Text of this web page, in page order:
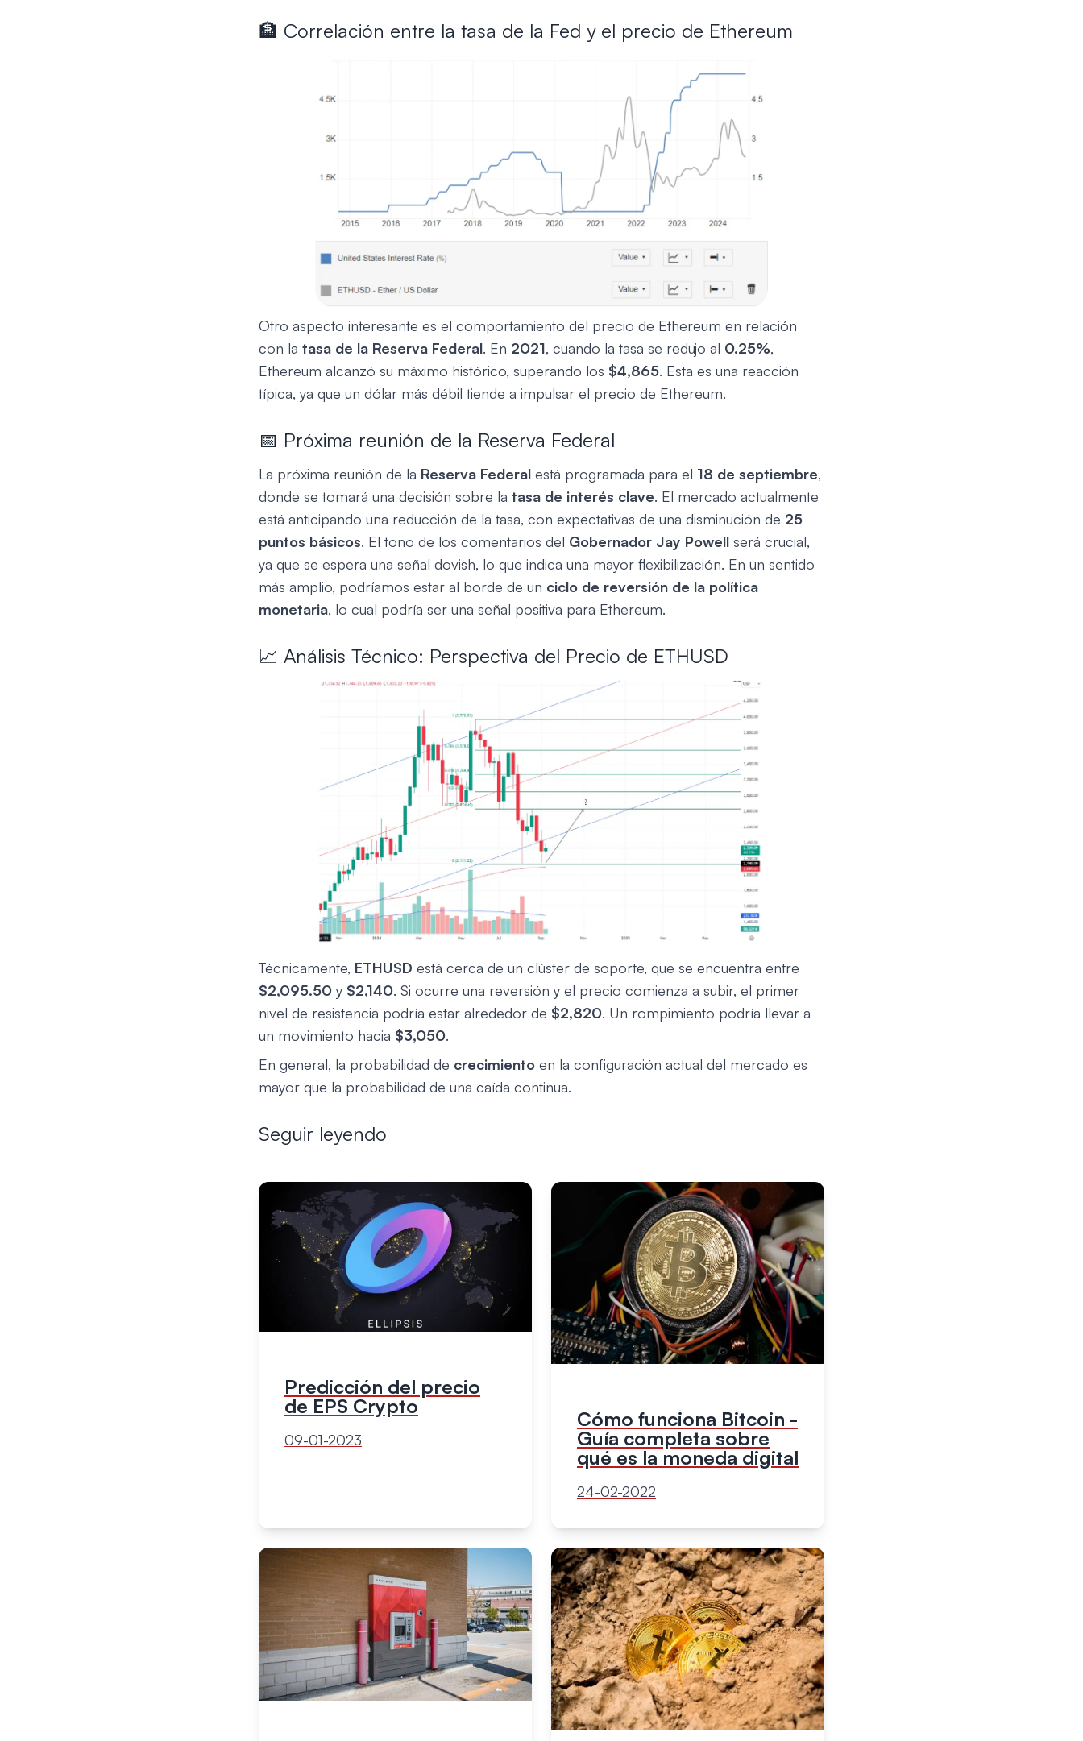
🏦 Correlación entre la tasa de la Fed y el precio de Ethereum
Otro aspecto interesante es el comportamiento del precio de Ethereum en relación
con la tasa de la Reserva Federal. En 2021, cuando la tasa se redujo al 0.25%,
Ethereum alcanzó su máximo histórico, superando los $4,865. Esta es una reacción
típica, ya que un dólar más débil tiende a impulsar el precio de Ethereum.
📅 Próxima reunión de la Reserva Federal
La próxima reunión de la Reserva Federal está programada para el 18 de septiembre,
donde se tomará una decisión sobre la tasa de interés clave. El mercado actualmente
está anticipando una reducción de la tasa, con expectativas de una disminución de 25
puntos básicos. El tono de los comentarios del Gobernador Jay Powell será crucial,
ya que se espera una señal dovish, lo que indica una mayor flexibilización. En un sentido
más amplio, podríamos estar al borde de un ciclo de reversión de la política
monetaria, lo cual podría ser una señal positiva para Ethereum.
📈 Análisis Técnico: Perspectiva del Precio de ETHUSD
Técnicamente, ETHUSD está cerca de un clúster de soporte, que se encuentra entre
$2,095.50 y $2,140. Si ocurre una reversión y el precio comienza a subir, el primer
nivel de resistencia podría estar alrededor de $2,820. Un rompimiento podría llevar a
un movimiento hacia $3,050.
En general, la probabilidad de crecimiento en la configuración actual del mercado es
mayor que la probabilidad de una caída continua.
Seguir leyendo
Predicción del precio
de EPS Crypto
09-01-2023
Cómo funciona Bitcoin -
Guía completa sobre
qué es la moneda digital
24-02-2022